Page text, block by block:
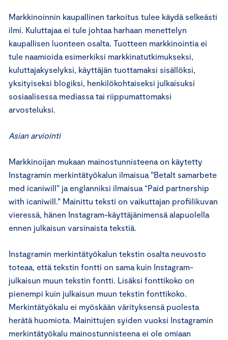
Markkinoinnin kaupallinen tarkoitus tulee käydä selkeästi
ilmi. Kuluttajaa ei tule johtaa harhaan menettelyn
kaupallisen luonteen osalta. Tuotteen markkinointia ei
tule naamioida esimerkiksi markkinatutkimukseksi,
kuluttajakyselyksi, käyttäjän tuottamaksi sisällöksi,
yksityiseksi blogiksi, henkilökohtaiseksi julkaisuksi
sosiaalisessa mediassa tai riippumattomaksi
arvosteluksi.
Asian arviointi
Markkinoijan mukaan mainostunnisteena on käytetty
Instagramin merkintätyökalun ilmaisua ”Betalt samarbete
med icaniwill” ja englanniksi ilmaisua “Paid partnership
with icaniwill.” Mainittu teksti on vaikuttajan profiilikuvan
vieressä, hänen Instagram-käyttäjänimensä alapuolella
ennen julkaisun varsinaista tekstiä.
Instagramin merkintätyökalun tekstin osalta neuvosto
toteaa, että tekstin fontti on sama kuin Instagram-
julkaisun muun tekstin fontti. Lisäksi fonttikoko on
pienempi kuin julkaisun muun tekstin fonttikoko.
Merkintätyökalu ei myöskään värityksensä puolesta
herätä huomiota. Mainittujen syiden vuoksi Instagramin
merkintätyökalu mainostunnisteena ei ole omiaan